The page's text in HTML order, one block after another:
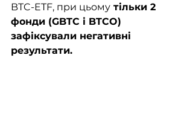
BTC-ETF, при цьому тільки 2
фонди (GBTC і BTCO)
зафіксували негативні
результати.